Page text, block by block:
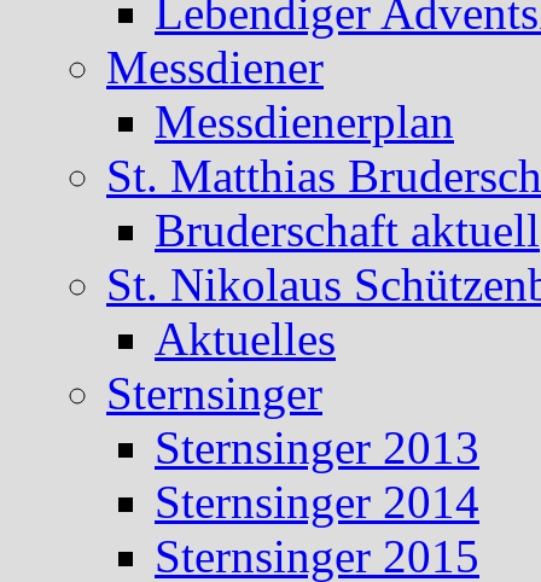
Lebendiger
Messdiener
Messdienerplan
St. Matthias
Bruderschaft aktuell
St. Nikolaus
Aktuelles
Sternsinger
Sternsinger 2013
Sternsinger 2014
Sternsinger 2015